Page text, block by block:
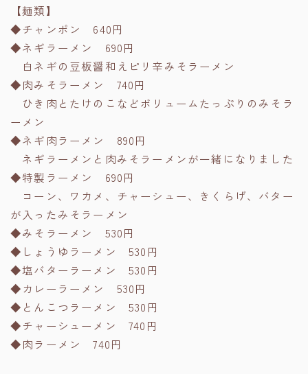
【麺類】
◆チャンポン 640円
◆ネギラーメン 690円
白ネギの豆板醤和えピリ辛みそラーメン
◆肉みそラーメン 740円
ひき肉とたけのこなどボリュームたっぷりのみそラ
ーメン
◆ネギ肉ラーメン 890円
ネギラーメンと肉みそラーメンが一緒になりました
◆特製ラーメン 690円
コーン、ワカメ、チャーシュー、きくらげ、バター
が入ったみそラーメン
◆みそラーメン 530円
◆しょうゆラーメン 530円
◆塩バターラーメン 530円
◆カレーラーメン 530円
◆とんこつラーメン 530円
◆チャーシューメン 740円
◆肉ラーメン 740円